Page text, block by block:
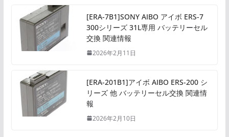
[ERA-7B1]SONY AIBO アイボ ERS-7
300シリーズ 31L専用 バッテリーセル
交換 関連情報
2026年2月11日
[ERA-201B1]アイボ AIBO ERS-200 シ
リーズ 他 バッテリーセル交換 関連情
報
2026年2月10日